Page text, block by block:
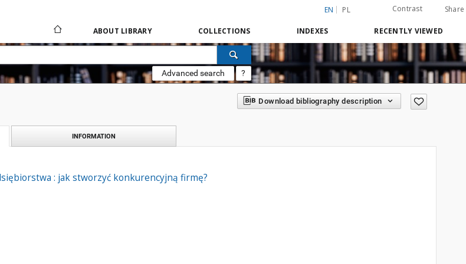
EN PL Contrast Share
ABOUT LIBRARY COLLECTIONS INDEXES RECENTLY VIEWED
Advanced search ?
Download bibliography description
INFORMATION
: jak stworzyć konkurencyjną firmę?